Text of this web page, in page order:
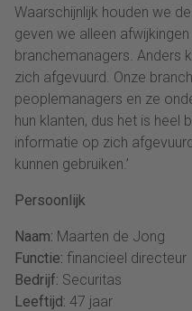
Waarschijnlijk houden we
geven we alleen
branchemanagers. Anders
zich afgevuurd. Onze
peoplemanagers en ze
hun klanten, dus het is heel
informatie op zich
kunnen gebruiken.’
Persoonlijk
Naam: Maarten de Jong
Functie: financieel directeur
Bedrijf: Securitas
Leeftijd: 47 jaar